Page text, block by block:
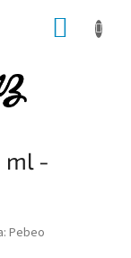
ml -
Pebeo